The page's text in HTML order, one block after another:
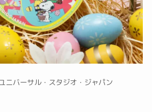
ニバーサル・スタジオ・ジャパン